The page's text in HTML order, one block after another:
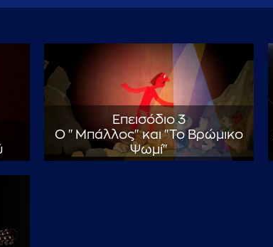
Επεισόδιο 3
Ο "Μπάλλος" και "Το Βρώμικο
Ψωμί"